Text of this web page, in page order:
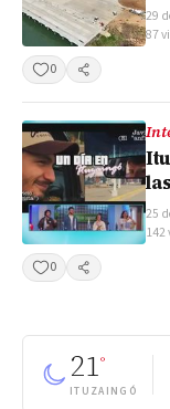
29
87
0
Compartir
25
0
Compartir
21°
ITUZAINGÓ